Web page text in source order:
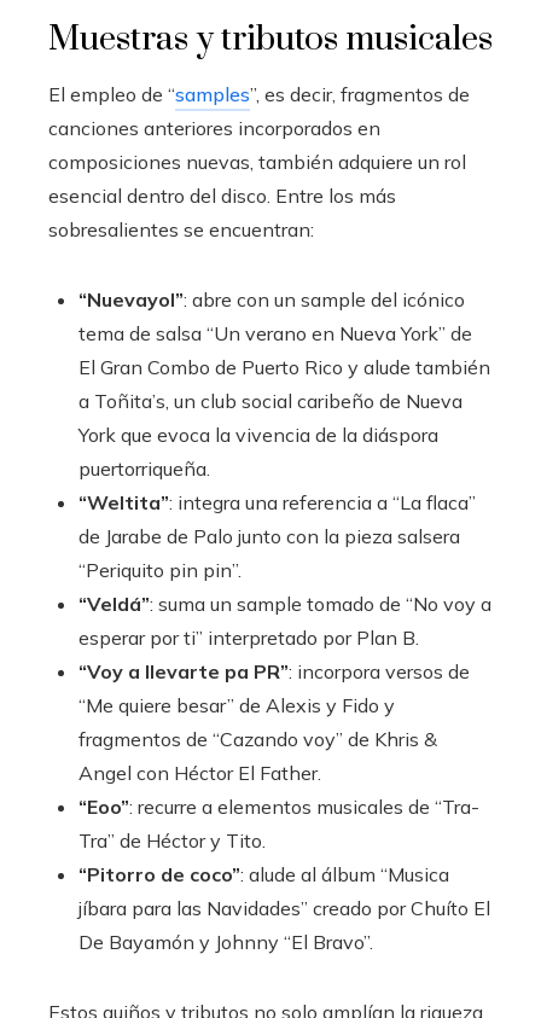
Muestras y tributos musicales
El empleo de “samples”, es decir, fragmentos de
canciones anteriores incorporados en
composiciones nuevas, también adquiere un rol
esencial dentro del disco. Entre los más
sobresalientes se encuentran:
“Nuevayol”: abre con un sample del icónico
tema de salsa “Un verano en Nueva York” de
El Gran Combo de Puerto Rico y alude también
a Toñita’s, un club social caribeño de Nueva
York que evoca la vivencia de la diáspora
puertorriqueña.
“Weltita”: integra una referencia a “La flaca”
de Jarabe de Palo junto con la pieza salsera
“Periquito pin pin”.
“Veldá”: suma un sample tomado de “No voy a
esperar por ti” interpretado por Plan B.
“Voy a llevarte pa PR”: incorpora versos de
“Me quiere besar” de Alexis y Fido y
fragmentos de “Cazando voy” de Khris &
Angel con Héctor El Father.
“Eoo”: recurre a elementos musicales de “Tra-
Tra” de Héctor y Tito.
“Pitorro de coco”: alude al álbum “Musica
jíbara para las Navidades” creado por Chuíto El
De Bayamón y Johnny “El Bravo”.
Estos guiños y tributos no solo amplían la riqueza